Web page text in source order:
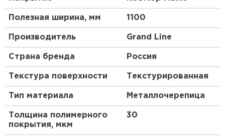
Полезная ширина, мм 1100
Производитель Grand Line
Страна бренда Россия
Текстура поверхности Текстурированная
Тип материала Металлочерепица
Толщина полимерного
покрытия, мкм
30